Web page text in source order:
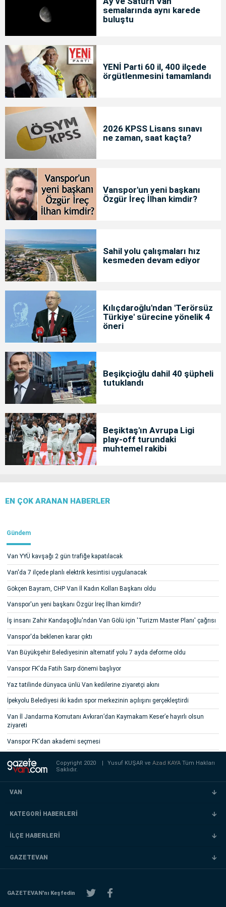
semalarında aynı karede
buluştu
YENİ Parti 60 il, 400 ilçede
örgütlenmesini tamamlandı
2026 KPSS Lisans sınavı
ne zaman, saat kaçta?
Vanspor'un yeni başkanı
Özgür İreç İlhan kimdir?
Sahil yolu çalışmaları hız
kesmeden devam ediyor
Kılıçdaroğlu'ndan 'Terörsüz
Türkiye' sürecine yönelik 4
öneri
Beşikçioğlu dahil 40 şüpheli
tutuklandı
Beşiktaş'ın Avrupa Ligi
play-off turundaki
muhtemel rakibi
EN ÇOK ARANAN HABERLER
Gündem
Van YYÜ kavşağı 2 gün trafiğe kapatılacak
Van'da 7 ilçede planlı elektrik kesintisi uygulanacak
Gökçen Bayram, CHP Van İl Kadın Kolları Başkanı oldu
Vanspor'un yeni başkanı Özgür İreç İlhan kimdir?
İş insanı Zahir Kandaşoğlu'ndan Van Gölü için 'Turizm Master Planı' çağrısı
Vanspor'da beklenen karar çıktı
Van Büyükşehir Belediyesinin alternatif yolu 7 ayda deforme oldu
Vanspor FK'da Fatih Sarp dönemi başlıyor
Yaz tatilinde dünyaca ünlü Van kedilerine ziyaretçi akını
İpekyolu Belediyesi iki kadın spor merkezinin açılışını gerçekleştirdi
Van İl Jandarma Komutanı Avkıran’dan Kaymakam Keser’e hayırlı olsun
ziyareti
Vanspor FK'dan akademi seçmesi
Copyright 2020 Yusuf KUŞAR veAzad KAYATüm Hakları
Saklıdır.
VAN
KATEGORİ HABERLERİ
İLÇE HABERLERİ
GAZETEVAN
GAZETEVAN'nı Keşfedin